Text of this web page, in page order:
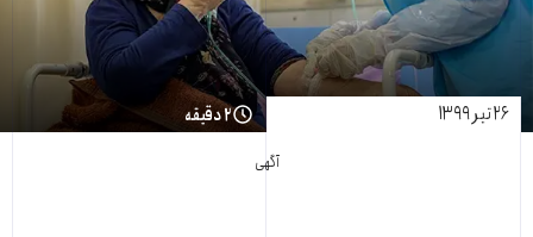
۲۶ تیر ۱۳۹۹ ۲ دقیقه
آگهی